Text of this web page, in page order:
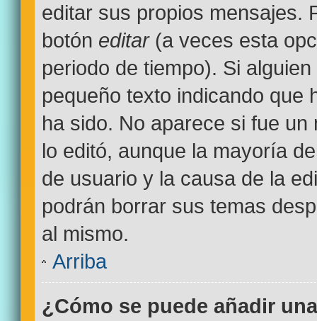
editar sus propios mensajes.
botón editar(a veces esta
periodo de tiempo). Si
pequeño texto indicando que
ha sido. No aparece si fue
lo editó, aunque la mayoría
de usuario y la causa de la
podrán borrar sus temas
al mismo.
Arriba
¿Cómo se puede añadir